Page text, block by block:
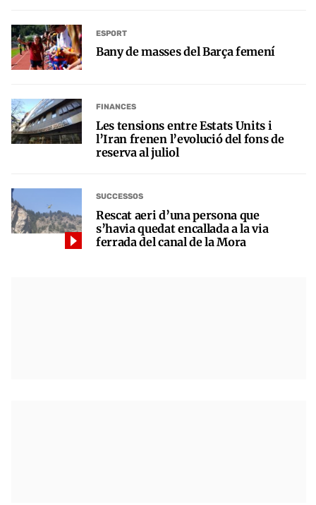
ESPORT
Bany de masses del Barça femení
FINANCES
Les tensions entre Estats Units i
l’Iran frenen l’evolució del fons de
reserva al juliol
SUCCESSOS
Rescat aeri d’una persona que
s’havia quedat encallada a la via
ferrada del canal de la Mora